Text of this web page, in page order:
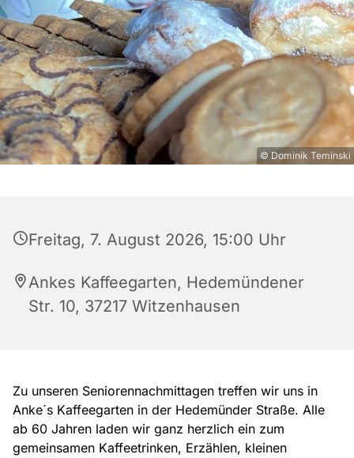
© Dominik Teminski
Freitag, 7. August 2026, 15:00 Uhr
Ankes Kaffeegarten, Hedemündener
Str. 10, 37217 Witzenhausen
Zu unseren Seniorennachmittagen treffen wir uns in
Anke´s Kaffeegarten in der Hedemünder Straße. Alle
ab 60 Jahren laden wir ganz herzlich ein zum
gemeinsamen Kaffeetrinken, Erzählen, kleinen